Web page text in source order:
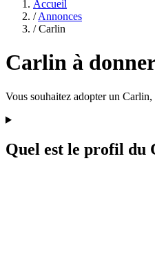
Accueil
/ Annonces
/ Carlin
Carlin à
Vous souhaitez adopter un
Quel est le profil du